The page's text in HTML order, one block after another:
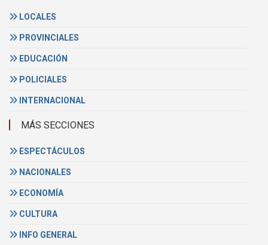
LOCALES
PROVINCIALES
EDUCACIÓN
POLICIALES
INTERNACIONAL
MÁS SECCIONES
ESPECTÁCULOS
NACIONALES
ECONOMÍA
CULTURA
INFO GENERAL